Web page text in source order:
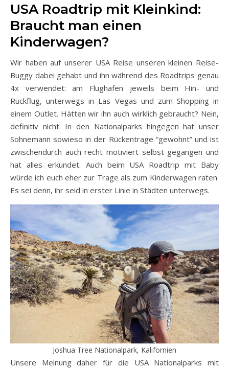
USA Roadtrip mit Kleinkind:
Braucht man einen
Kinderwagen?
Wir haben auf unserer USA Reise unseren kleinen Reise-
Buggy dabei gehabt und ihn während des Roadtrips genau
4x verwendet: am Flughafen jeweils beim Hin- und
Rückflug, unterwegs in Las Vegas und zum Shopping in
einem Outlet. Hätten wir ihn auch wirklich gebraucht? Nein,
definitiv nicht. In den Nationalparks hingegen hat unser
Sohnemann sowieso in der Rückentrage “gewohnt” und ist
zwischendurch auch recht motiviert selbst gegangen und
hat alles erkundet. Auch beim USA Roadtrip mit Baby
würde ich euch eher zur Trage als zum Kinderwagen raten.
Es sei denn, ihr seid in erster Linie in Städten unterwegs.
Joshua Tree Nationalpark, Kalifornien
Unsere Meinung daher für die USA Nationalparks mit